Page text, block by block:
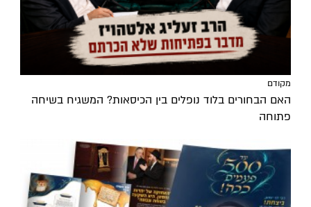
מקודם
האם הבחורים בלוד נופלים בין הכיסאות? המשגיח בשיחה
פתוחה